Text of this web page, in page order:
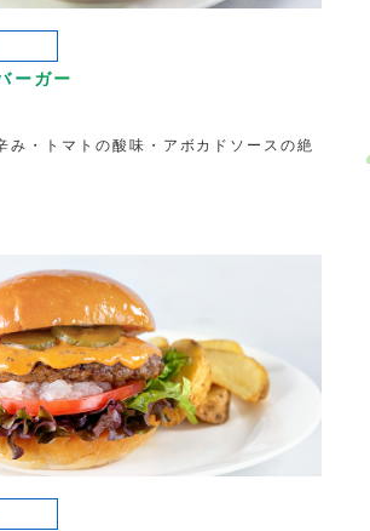
ーガー
み・トマトの酸味・アボカドソースの絶